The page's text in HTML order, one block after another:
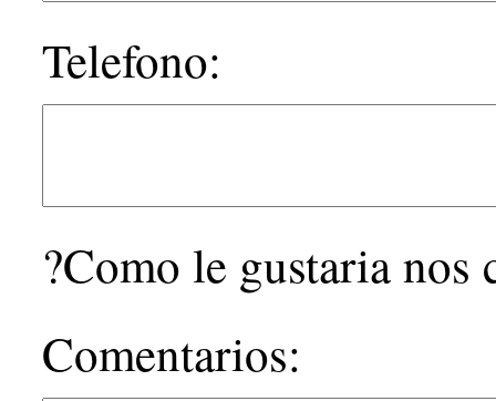
Telefono:
?Como le gustaria
Comentarios: